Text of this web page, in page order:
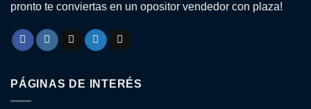
pronto te conviertas en un opositor vendedor con plaza!
PÁGINAS DE INTERÉS